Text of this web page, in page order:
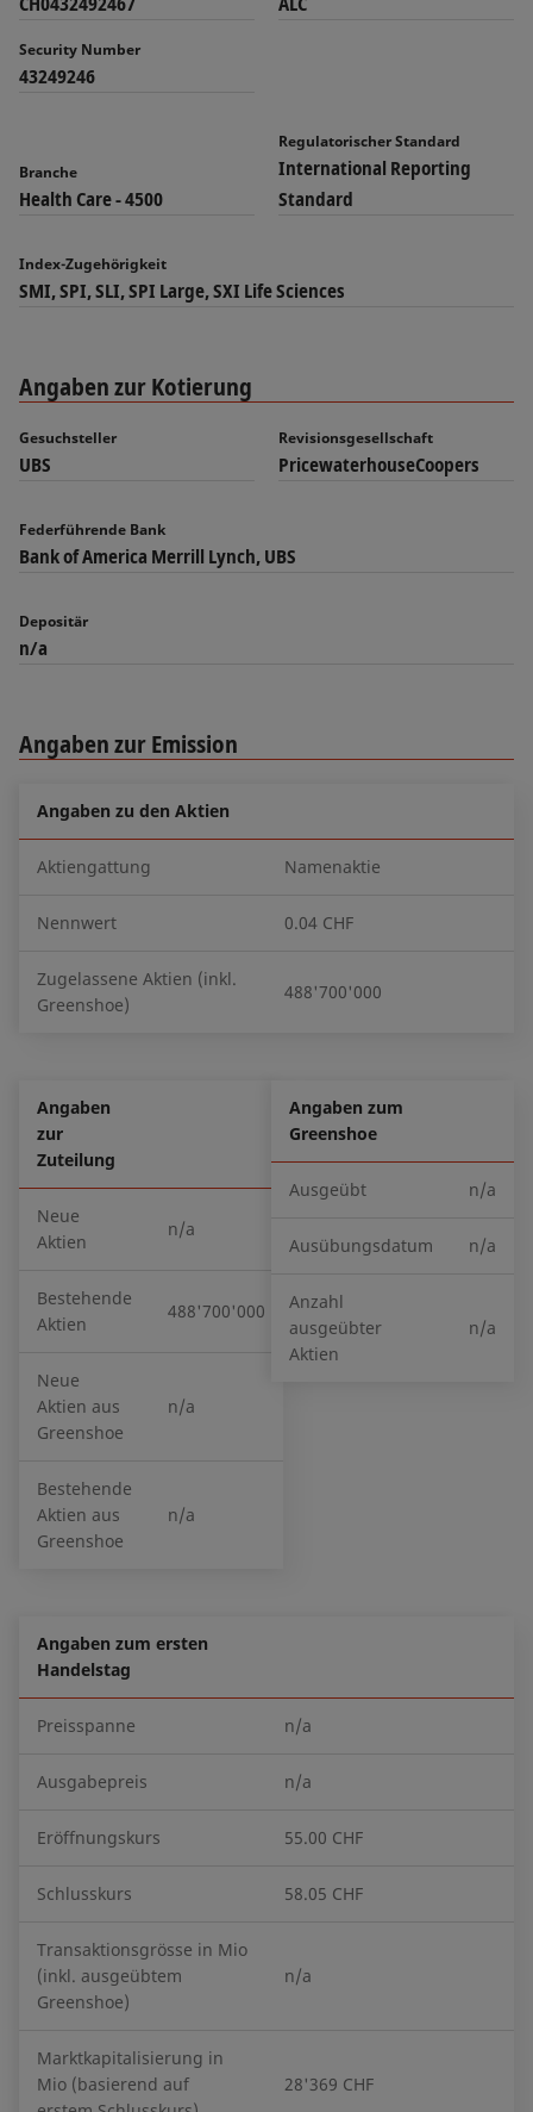
Security Number
43249246
Branche
Health Care - 4500
Regulatorischer Standard
International Reporting
Standard
Index-Zugehörigkeit
SMI, SPI, SLI, SPI Large, SXI Life Sciences
Angaben zur Kotierung
Gesuchsteller
UBS
Revisionsgesellschaft
PricewaterhouseCoopers
Federführende Bank
Bank of America Merrill Lynch, UBS
Depositär
n/a
Angaben zur Emission
Angaben zu den Aktien
Aktiengattung Namenaktie
Nennwert 0.04 CHF
Zugelassene Aktien (inkl.
Greenshoe)
488'700'000
Angaben
zur
Zuteilung
Neue
Aktien
n/a
Bestehende
Aktien
488'700'000
Neue
Aktien aus
Greenshoe
n/a
Bestehende
Aktien aus
Greenshoe
n/a
Angaben zum
Greenshoe
Ausgeübt n/a
Ausübungsdatum n/a
Anzahl
ausgeübter
Aktien
n/a
Angaben zum ersten
Handelstag
Preisspanne n/a
Ausgabepreis n/a
Eröffnungskurs 55.00 CHF
Schlusskurs 58.05 CHF
Transaktionsgrösse in Mio
(inkl. ausgeübtem
Greenshoe)
n/a
Marktkapitalisierung in
Mio (basierend auf
28'369 CHF